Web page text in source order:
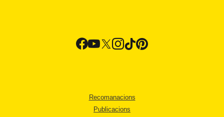
Recomanacions
Publicacions